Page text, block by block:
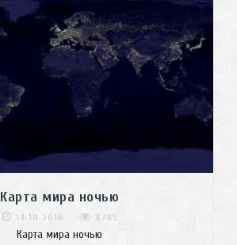
Карта мира ночью
14.10.2016 8785
Карта мира ночью